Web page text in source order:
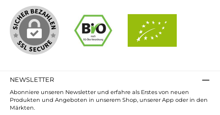
NEWSLETTER
Abonniere unseren Newsletter und erfahre als Erstes von neuen
Produkten und Angeboten in unserem Shop, unserer App oder in den
Märkten.